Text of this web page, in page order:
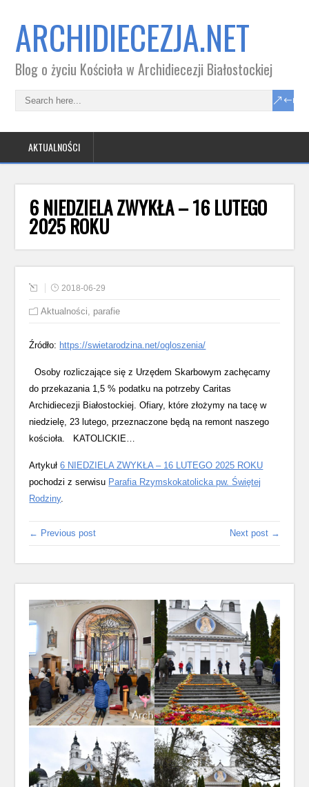
ARCHIDIECEZJA.NET
Blog o życiu Kościoła w Archidiecezji Białostockiej
AKTUALNOŚCI
6 NIEDZIELA ZWYKŁA – 16 LUTEGO
2025 ROKU
2018-06-29
Aktualności, parafie
Źródło: https://swietarodzina.net/ogloszenia/
Osoby rozliczające się z Urzędem Skarbowym zachęcamy
do przekazania 1,5 % podatku na potrzeby Caritas
Archidiecezji Białostockiej. Ofiary, które złożymy na tacę w
niedzielę, 23 lutego, przeznaczone będą na remont naszego
kościoła. KATOLICKIE…
Artykuł6 NIEDZIELA ZWYKŁA – 16 LUTEGO 2025 ROKU
pochodzi z serwisu Parafia Rzymskokatolicka pw. Świętej
Rodziny.
← Previous post Next post →